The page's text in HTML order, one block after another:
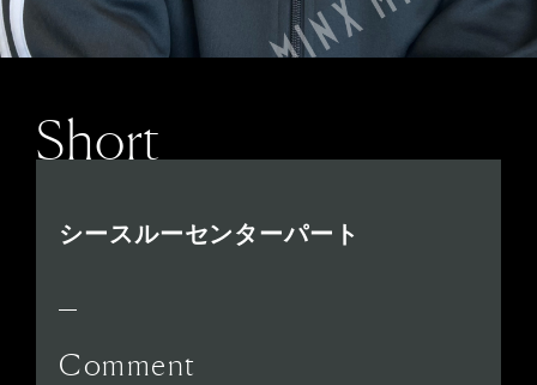
Short
シースルーセンターパート
Comment